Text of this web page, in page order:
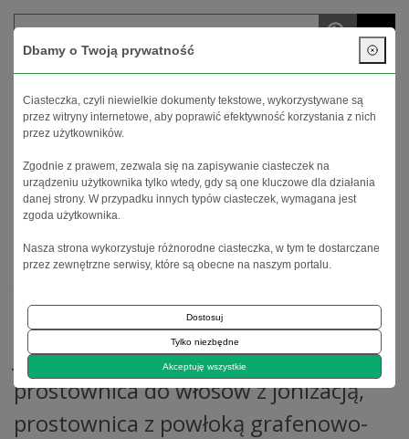
menu
Strona główna
prostownica z powłoką grafenowo-ceramiczną
JRL Midnight Shine 38mm
prostownica do włosów z jonizacją,
prostownica z powłoką grafenowo-
Dbamy o Twoją prywatność
Ciasteczka, czyli niewielkie dokumenty tekstowe, wykorzystywane są
przez witryny internetowe, aby poprawić efektywność korzystania z nich
przez użytkowników.
Zgodnie z prawem, zezwala się na zapisywanie ciasteczek na
urządzeniu użytkownika tylko wtedy, gdy są one kluczowe dla działania
danej strony. W przypadku innych typów ciasteczek, wymagana jest
zgoda użytkownika.
Nasza strona wykorzystuje różnorodne ciasteczka, w tym te dostarczane
przez zewnętrzne serwisy, które są obecne na naszym portalu.
Dostosuj
Tylko niezbędne
Akceptuję wszystkie